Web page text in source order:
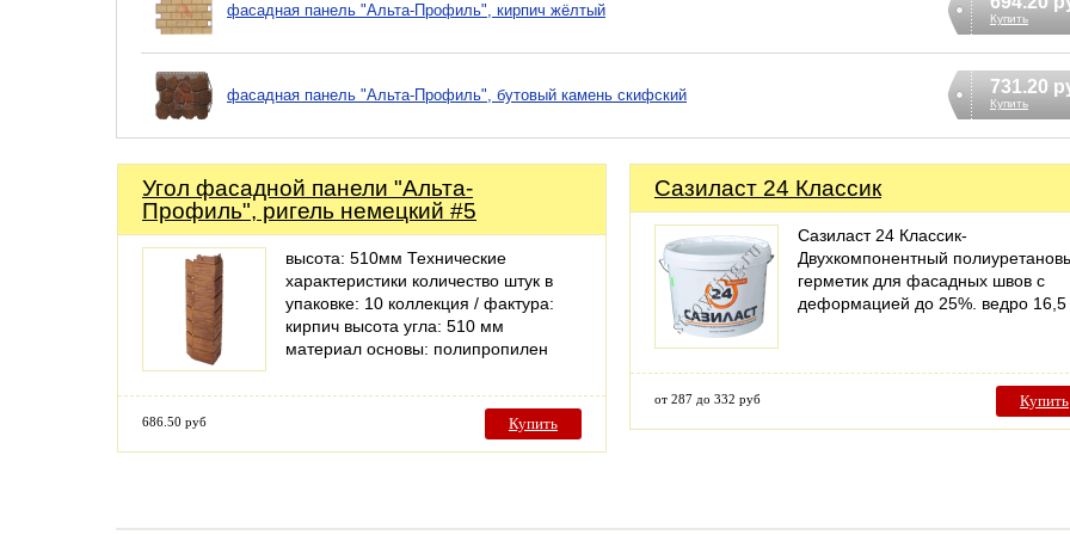
фасадная панель "Альта-Профиль", кирпич жёлтый Купить
фасадная панель "Альта-Профиль", бутовый камень скифский 731.20
Купить
Угол фасадной панели "Альта-
Профиль", ригель немецкий #5
высота: 510мм Технические
характеристики количество штук в
упаковке: 10 коллекция / фактура:
кирпич высота угла: 510 мм
материал основы: полипропилен
686.50 руб Купить
Сазиласт 24 Классик
Сазиласт 24 Классик-
Двухкомпонентный
герметик для фасадных швов с
деформацией до 25%. ведро 16,5
от 287 до 332 руб Купить